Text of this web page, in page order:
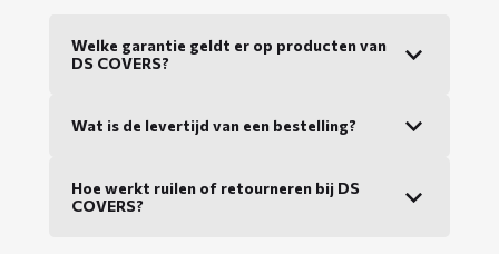
Welke garantie geldt er op producten van
DS COVERS?
Wat is de levertijd van een bestelling?
Hoe werkt ruilen of retourneren bij DS
COVERS?